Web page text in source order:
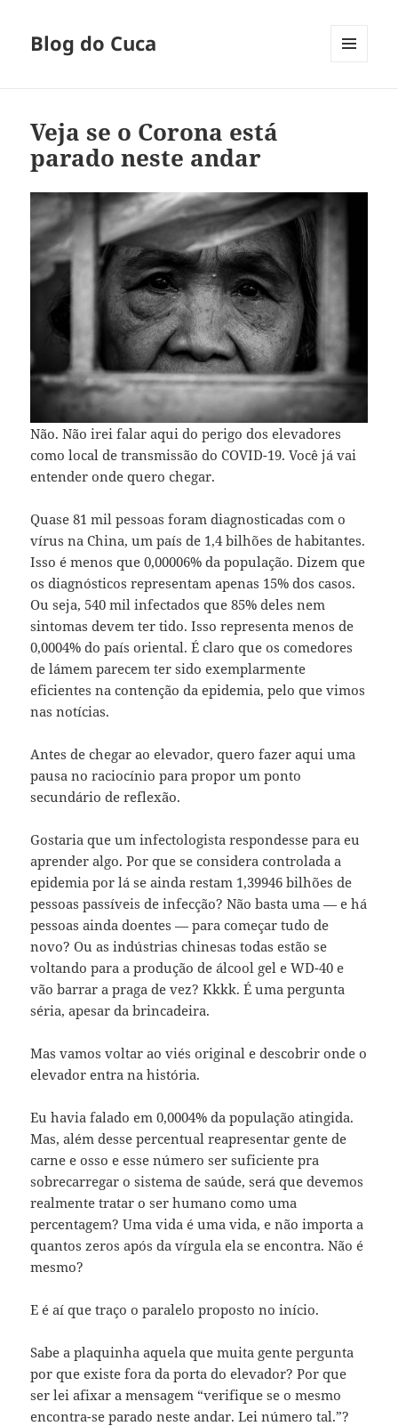
Blog do Cuca
Veja se o Corona está
parado neste andar
Não. Não irei falar aqui do perigo dos elevadores
como local de transmissão do COVID-19. Você já vai
entender onde quero chegar.
Quase 81 mil pessoas foram diagnosticadas com o
vírus na China, um país de 1,4 bilhões de habitantes.
Isso é menos que 0,00006% da população. Dizem que
os diagnósticos representam apenas 15% dos casos.
Ou seja, 540 mil infectados que 85% deles nem
sintomas devem ter tido. Isso representa menos de
0,0004% do país oriental. É claro que os comedores
de lámem parecem ter sido exemplarmente
eficientes na contenção da epidemia, pelo que vimos
nas notícias.
Antes de chegar ao elevador, quero fazer aqui uma
pausa no raciocínio para propor um ponto
secundário de reflexão.
Gostaria que um infectologista respondesse para eu
aprender algo. Por que se considera controlada a
epidemia por lá se ainda restam 1,39946 bilhões de
pessoas passíveis de infecção? Não basta uma — e há
pessoas ainda doentes — para começar tudo de
novo? Ou as indústrias chinesas todas estão se
voltando para a produção de álcool gel e WD-40 e
vão barrar a praga de vez? Kkkk. É uma pergunta
séria, apesar da brincadeira.
Mas vamos voltar ao viés original e descobrir onde o
elevador entra na história.
Eu havia falado em 0,0004% da população atingida.
Mas, além desse percentual reapresentar gente de
carne e osso e esse número ser suficiente pra
sobrecarregar o sistema de saúde, será que devemos
realmente tratar o ser humano como uma
percentagem? Uma vida é uma vida, e não importa a
quantos zeros após da vírgula ela se encontra. Não é
mesmo?
E é aí que traço o paralelo proposto no início.
Sabe a plaquinha aquela que muita gente pergunta
por que existe fora da porta do elevador? Por que
ser lei afixar a mensagem “verifique se o mesmo
encontra-se parado neste andar. Lei número tal.”?